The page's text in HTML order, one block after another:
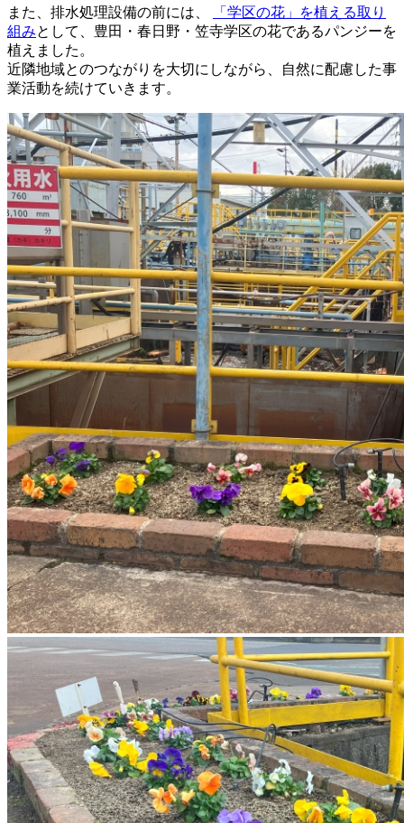
また、排水処理設備の前には、
「学区の花」を植える取り
組みとして、豊田・春日野・笠寺学区の花であるパンジーを
植えました。
近隣地域とのつながりを大切にしながら、自然に配慮した事
業活動を続けていきます。